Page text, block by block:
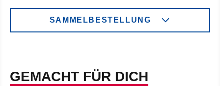
SAMMELBESTELLUNG
GEMACHT FÜR DICH